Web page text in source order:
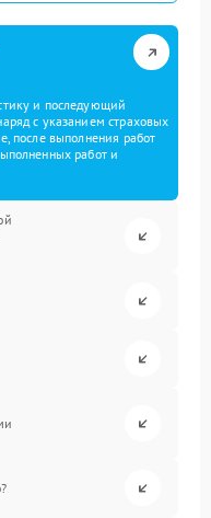
и последующий
с указанием страховых
после выполнения работ
работ и